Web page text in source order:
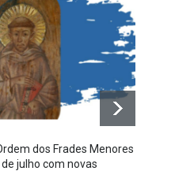
dos Frades Menores
julho com novas